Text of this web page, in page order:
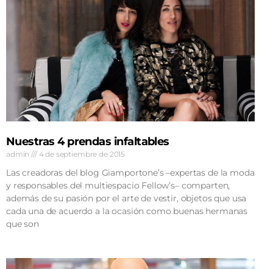
Nuestras 4 prendas infaltables
admin 4 de septiembre de 2015
Las creadoras del blog Giamportone’s –expertas de la moda
y responsables del multiespacio Fellow’s– comparten,
además de su pasión por el arte de vestir, objetos que usa
cada una de acuerdo a la ocasión como buenas hermanas
que son